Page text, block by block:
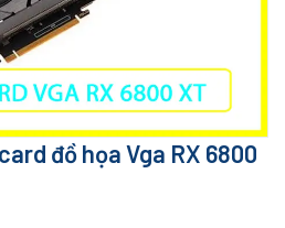
đồ họa Vga RX 6800